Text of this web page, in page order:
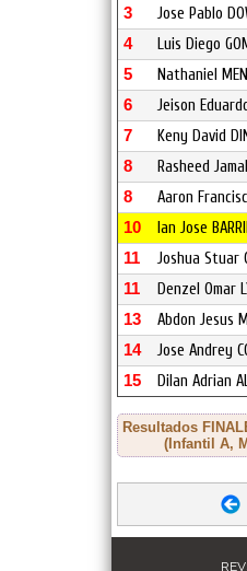
3 Jose Pablo
4 Luis Diego
5 Nathaniel
6 Jeison
7 Keny David
8 Rasheed
8 Aaron
10 Ian Jose
11 Joshua Stuar
11 Denzel Omar
13 Abdon Jesus
14 Jose Andrey
15 Dilan Adrian
Resultados
(Infantil A,